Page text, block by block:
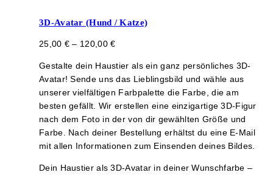
Varianten
Die
Optionen
können
auf
der
Produktseite
gewählt
werden
3D-Avatar (Hund / Katze)
25,00 € – 120,00€
Gestalte dein Haustier als ein ganz persönliches 3D-
Avatar! Sende uns das Lieblingsbild und wähle aus
unserer vielfältigen Farbpalette die Farbe, die am
besten gefällt. Wir erstellen eine einzigartige 3D-Figur
nach dem Foto in der von dir gewählten Größe und
Farbe. Nach deiner Bestellung erhältst du eine E-Mail
mit allen Informationen zum Einsenden deines Bildes.
Dein Haustier als 3D-Avatar in deiner Wunschfarbe –